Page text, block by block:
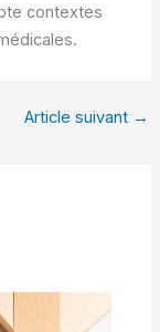
contextes
Article suivant →